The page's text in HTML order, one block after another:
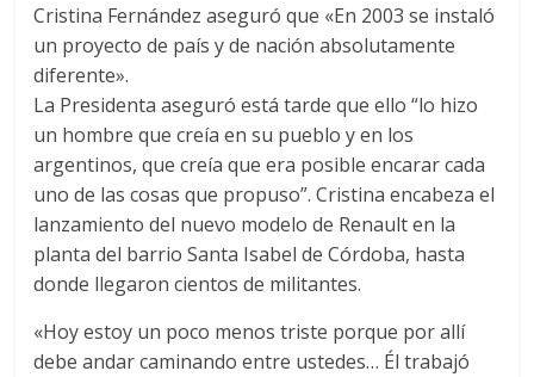
Cristina Fernández aseguró que «En 2003 se instaló
un proyecto de país y de nación absolutamente
diferente».
La Presidenta aseguró está tarde que ello “lo hizo
un hombre que creía en su pueblo y en los
argentinos, que creía que era posible encarar cada
uno de las cosas que propuso”. Cristina encabeza el
lanzamiento del nuevo modelo de Renault en la
planta del barrio Santa Isabel de Córdoba, hasta
donde llegaron cientos de militantes.
«Hoy estoy un poco menos triste porque por allí
debe andar caminando entre ustedes… Él trabajó